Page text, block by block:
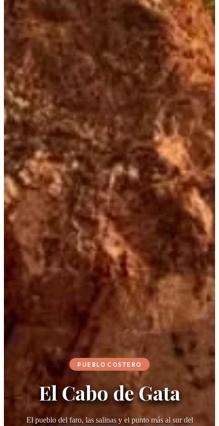
PUEBLO COSTERO
El Cabo de Gata
El pueblo del faro, las salinas y el punto más al sur del